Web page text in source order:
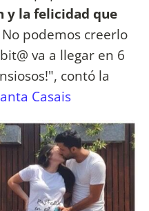
y la felicidad que
No podemos creerlo
va a llegar en 6
contó la
Casais